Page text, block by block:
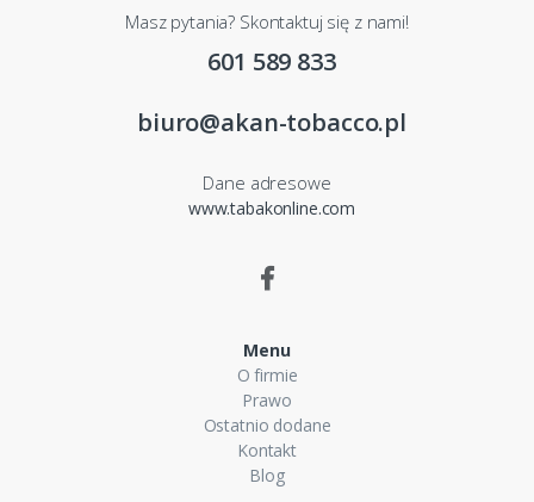
Masz pytania? Skontaktuj się z nami!
601 589 833
biuro@akan-tobacco.pl
Dane adresowe
www.tabakonline.com
Menu
O firmie
Prawo
Ostatnio dodane
Kontakt
Blog